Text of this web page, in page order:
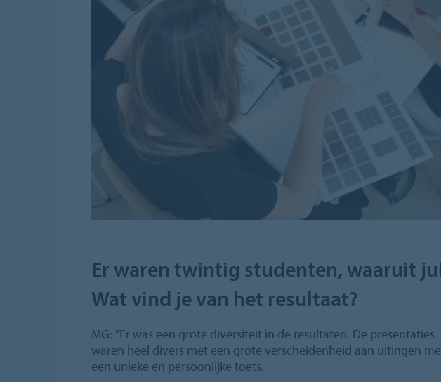
Er waren twintig studenten, waaruit
Wat vind je van het resultaat?
MG: "Er was een grote diversiteit in de resultaten. De presentaties
waren heel divers met een grote verscheidenheid aan uitingen
een unieke en persoonlijke toets.